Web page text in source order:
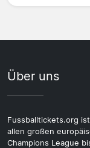
Über uns
Fussballtickets.org
allen großen
Champions League